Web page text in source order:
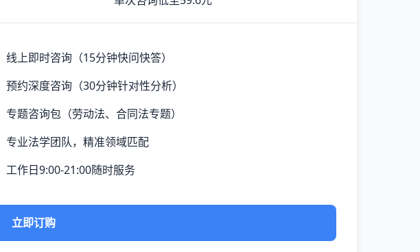
线上即时咨询（15分钟快问快答）
预约深度咨询（30分钟针对性分析）
专题咨询包（劳动法、合同法专题）
专业法学团队，精准领域匹配
工作日9:00-21:00随时服务
立即订购